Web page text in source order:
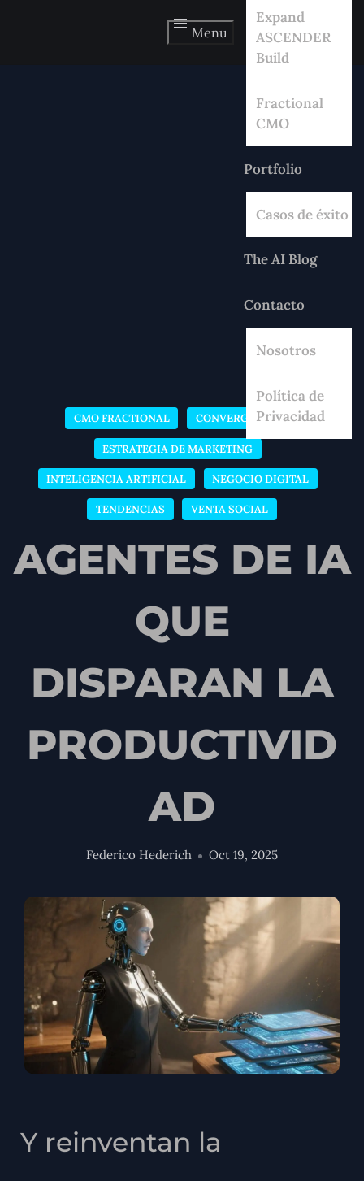
Menu
Expand
ASCENDER
Build
Fractional
CMO
Portfolio
Casos de éxito
The AI Blog
Contacto
Nosotros
Política de
Privacidad
CMO FRACTIONAL CONVERGENCIA
ESTRATEGIA DE MARKETING
INTELIGENCIA ARTIFICIAL NEGOCIO DIGITAL
TENDENCIAS VENTA SOCIAL
AGENTES DE IA
QUE
DISPARAN LA
PRODUCTIVID
AD
Federico Hederich Oct 19, 2025
Y reinventan la